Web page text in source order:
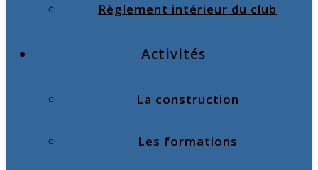
Règlement intérieur du club
Activités
La construction
Les formations